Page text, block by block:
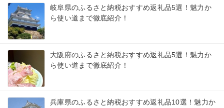
岐阜県のふるさと納税おすすめ返礼品5選！魅力か
ら使い道まで徹底紹介！
大阪府のふるさと納税おすすめ返礼品5選！魅力か
ら使い道まで徹底紹介！
兵庫県のふるさと納税おすすめ返礼品10選！魅力か